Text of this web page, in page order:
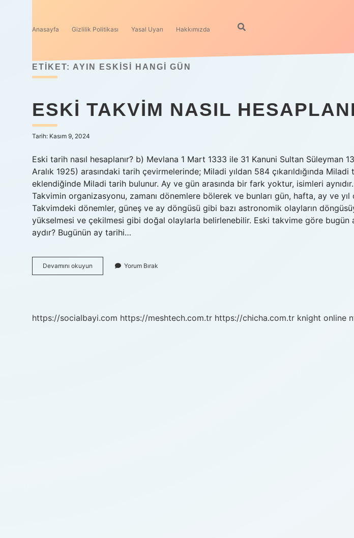
Anasayfa Gizlilik Politikası Yasal Uyarı Hakkımızda
ETIKET: AYIN ESKISI HANGI GÜN
ESKI TAKVIM NASIL
Tarih: Kasım 9, 2024
Eski tarih nasıl hesaplanır? b) Mevlana 1 Mart 1333 ile 31 Kanuni Sultan Süleyman
Aralık 1925) arasındaki tarih çevirmelerinde; Miladi yıldan 584 çıkarıldığında
eklendiğinde Miladi tarih bulunur. Ay ve gün arasında bir fark yoktur, isimleri aynıdır.
Takvimin organizasyonu, zamanı dönemlere bölerek ve bunları gün, hafta, ay ve yıl
Takvimdeki dönemler, güneş ve ay döngüsü gibi bazı astronomik olayların
yükselmesi ve çekilmesi gibi doğal olaylarla belirlenebilir. Eski takvime göre bugün
aydır? Bugünün ay tarihi…
Devamını okuyun
Takvim
Yorum Bırak
https://socialbayi.com https://meshtech.com.tr https://chicha.com.tr knight online